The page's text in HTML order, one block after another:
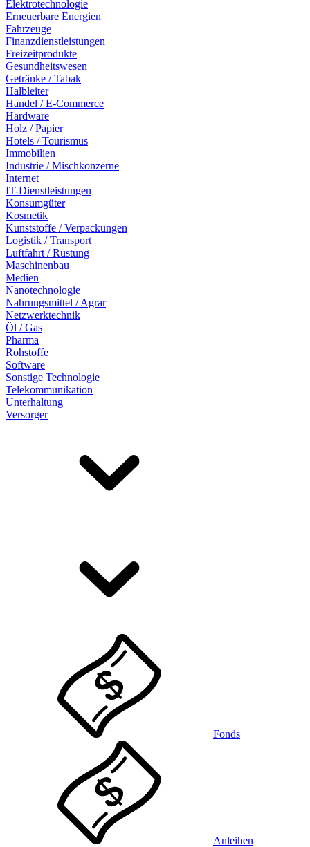
Elektrotechnologie
Erneuerbare Energien
Fahrzeuge
Finanzdienstleistungen
Freizeitprodukte
Gesundheitswesen
Getränke / Tabak
Halbleiter
Handel / E-Commerce
Hardware
Holz / Papier
Hotels / Tourismus
Immobilien
Industrie / Mischkonzerne
Internet
IT-Dienstleistungen
Konsumgüter
Kosmetik
Kunststoffe / Verpackungen
Logistik / Transport
Luftfahrt / Rüstung
Maschinenbau
Medien
Nanotechnologie
Nahrungsmittel / Agrar
Netzwerktechnik
Öl / Gas
Pharma
Rohstoffe
Software
Sonstige Technologie
Telekommunikation
Unterhaltung
Versorger
Fonds
Anleihen